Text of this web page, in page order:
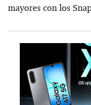
mayores con los